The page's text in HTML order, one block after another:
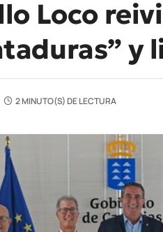
Loco
y
2 MINUTO(S) DE LECTURA